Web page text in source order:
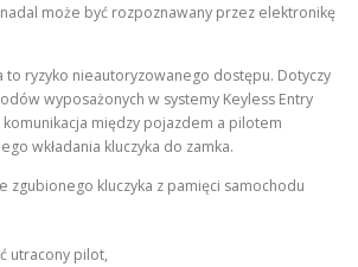
może być rozpoznawany przez elektronikę
to ryzyko nieautoryzowanego dostępu. Dotyczy
wyposażonych w systemy Keyless Entry
komunikacja między pojazdem a pilotem
wkładania kluczyka do zamka.
zgubionego kluczyka z pamięci samochodu
utracony pilot,